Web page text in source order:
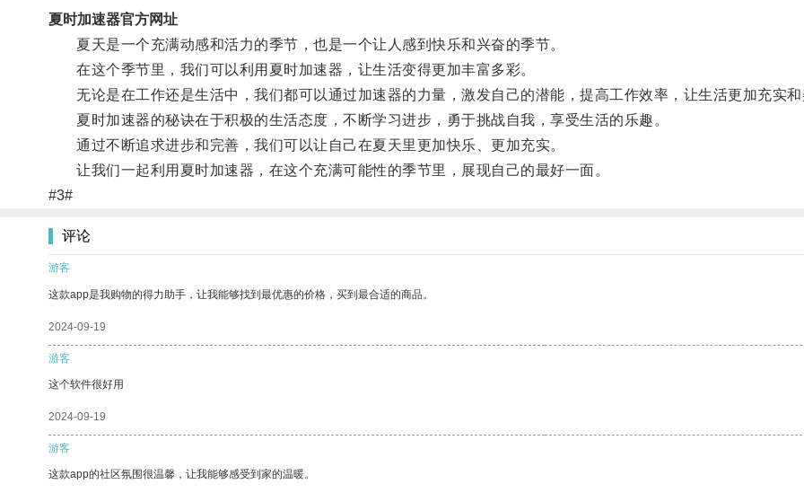
夏时加速器官方网址
夏天是一个充满动感和活力的季节，也是一个让人感到快乐和兴奋的季节。
在这个季节里，我们可以利用夏时加速器，让生活变得更加丰富多彩。
无论是在工作还是生活中，我们都可以通过加速器的力量，激发自己的潜能，提高工作效率，让生活更加充实和
夏时加速器的秘诀在于积极的生活态度，不断学习进步，勇于挑战自我，享受生活的乐趣。
通过不断追求进步和完善，我们可以让自己在夏天里更加快乐、更加充实。
让我们一起利用夏时加速器，在这个充满可能性的季节里，展现自己的最好一面。
#3#
评论
游客
这款app是我购物的得力助手，让我能够找到最优惠的价格，买到最合适的商品。
2024-09-19
游客
这个软件很好用
2024-09-19
游客
这款app的社区氛围很温馨，让我能够感受到家的温暖。